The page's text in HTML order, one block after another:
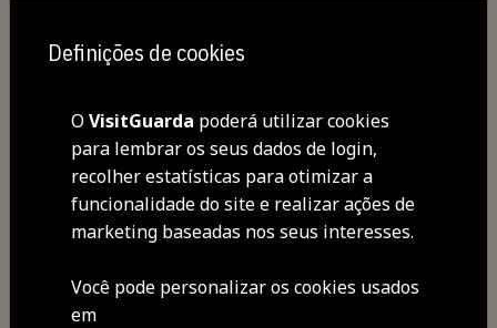
Partilhar
Definições de cookies
OVisitGuarda poderá utilizar cookies
para lembrar os seus dados de login,
recolher estatísticas para otimizar a
funcionalidade do site e realizar ações de
marketing baseadas nos seus interesses.
Você pode personalizar os cookies usados ​​
em